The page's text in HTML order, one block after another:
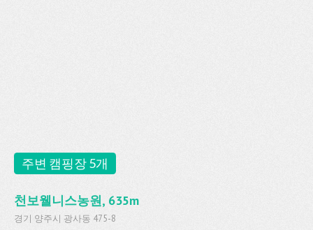
주변 캠핑장 5개
천보웰니스농원, 635m
경기 양주시 광사동 475-8